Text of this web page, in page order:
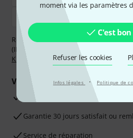
moment via les paramètres
C'est bon
Refuser les cookies
Infos légales · Politique de
Réglez de manière sûre et sécurisée
(IBAN/BIC), PayPal, Amazon Pay,
Klarna Payer en 3 foisou Carte de
Vos avantages
Ga­ran­tie Thomann 3 ans
Garantie 30 jours satisfait ou
Service de réparation